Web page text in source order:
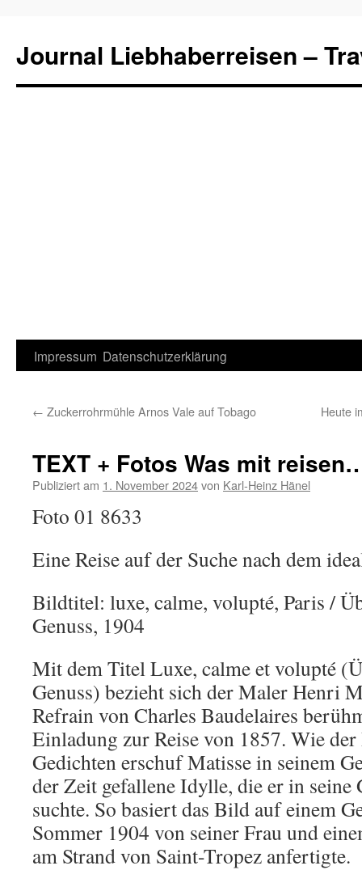
Journal Liebhaberreisen –
Zum
springen
Impressum Datenschutzerklärung
← Zuckerrohrmühle Arnos Vale auf Tobago Heute
TEXT + Fotos Was mit
Publiziert am 1. November 2024von Karl-Heinz Hänel
Foto 01 8633
Eine Reise auf der Suche nach dem
Bildtitel: luxe, calme, volupté, Paris /
Genuss, 1904
Mit dem Titel Luxe, calme et volupté
Genuss) bezieht sich der Maler Henri
Refrain von Charles Baudelaires
Einladung zur Reise von 1857. Wie der
Gedichten erschuf Matisse in seinem
der Zeit gefallene Idylle, die er in seine
suchte. So basiert das Bild auf einem
Sommer 1904 von seiner Frau und
am Strand von Saint-Tropez anfertigte.